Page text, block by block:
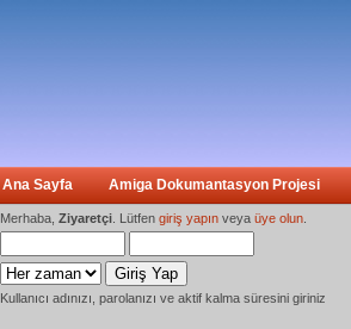
Ana Sayfa Amiga Dokumantasyon Projesi
Merhaba, Ziyaretçi . Lütfen giriş yapın veya üye olun
Kullanıcı adınızı, parolanızı ve aktif kalma süresini giriniz